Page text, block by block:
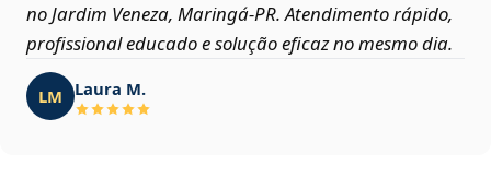
no Jardim Veneza, Maringá‑PR. Atendimento rápido,
profissional educado e solução eficaz no mesmo dia.
LM Laura M.